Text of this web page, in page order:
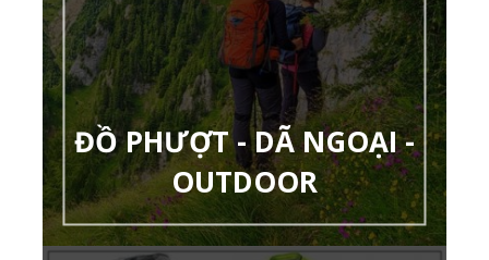
ĐỒ PHƯỢT - DÃ NGOẠI -
OUTDOOR